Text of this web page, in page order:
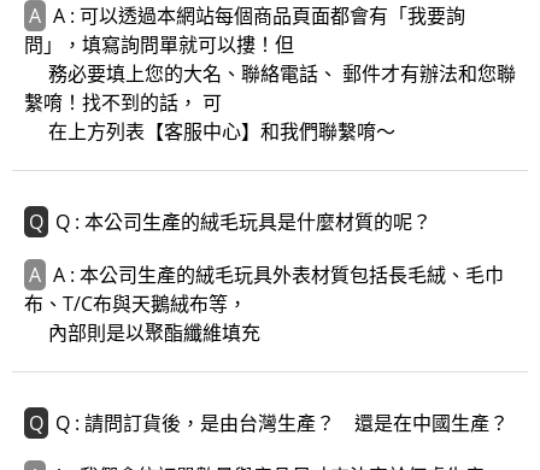
A : 可以透過本網站每個商品頁面都會有「我要詢
問」，填寫詢問單就可以摟！但
務必要填上您的大名、聯絡電話、 郵件才有辦法和您聯
繫唷！找不到的話， 可
在上方列表【客服中心】和我們聯繫唷～
Q : 本公司生產的絨毛玩具是什麼材質的呢？
A : 本公司生產的絨毛玩具外表材質包括長毛絨、毛巾
布、T/C布與天鵝絨布等，
內部則是以聚酯纖維填充
Q : 請問訂貨後，是由台灣生產？ 還是在中國生產？